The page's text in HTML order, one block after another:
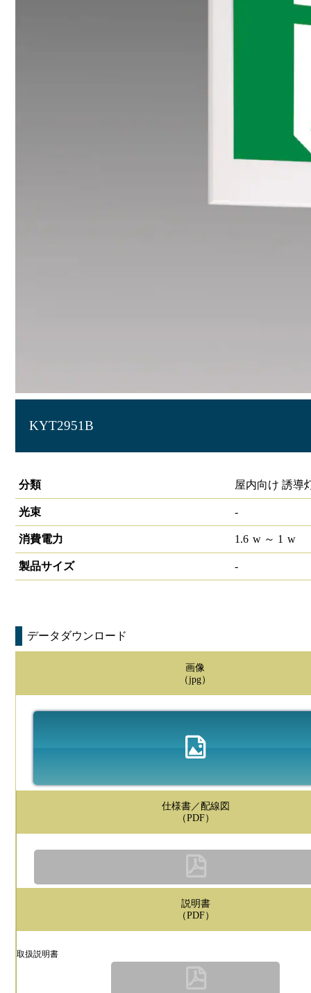
KYT2951B
分類
屋内向け 誘導
光束 -
消費電力 1.6 w～ 1 w
製品サイズ -
データダウンロード
画像
（jpg）
仕様書／配線図
（PDF）
説明書
（PDF）
取扱説明書